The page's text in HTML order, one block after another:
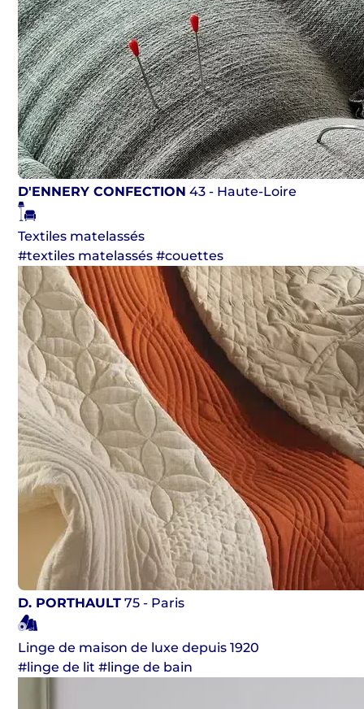
D'ENNERY CONFECTION 43 - Haute-Loire
Textiles matelassés
#textiles matelassés #couettes
D. PORTHAULT 75 - Paris
Linge de maison de luxe depuis 1920
#linge de lit #linge de bain